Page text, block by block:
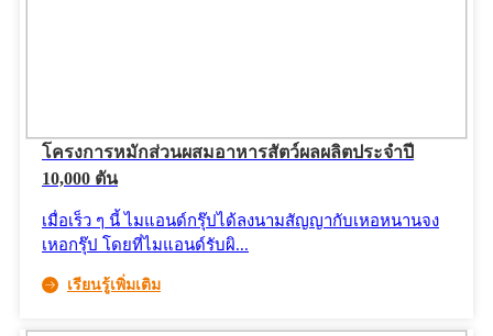
โครงการหมักส่วนผสมอาหารสัตว์ผลผลิตประจำปี
10,000 ตัน
เมื่อเร็ว ๆ นี้ ไมแอนด์กรุ๊ปได้ลงนามสัญญากับเหอหนานจง
เหอกรุ๊ป โดยที่ไมแอนด์รับผิ...
เรียนรู้เพิ่มเติม